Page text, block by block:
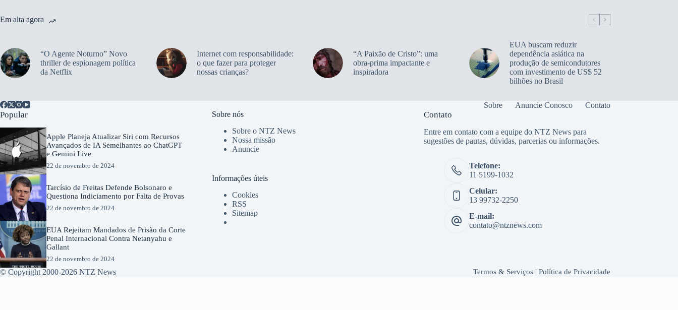
Em alta agora
“O Agente Noturno” Novo
thriller de espionagem política
da Netflix
Internet com responsabilidade:
o que fazer para proteger
nossas crianças?
“A Paixão de Cristo”: uma
obra-prima impactante e
inspiradora
EUA buscam reduzir
dependência asiática na
produção de semicondutores
com investimento de US$ 52
bilhões no Brasil
Sobre Anuncie Conosco Contato
Popular
Apple Planeja Atualizar Siri com Recursos
Avançados de IA Semelhantes ao ChatGPT
e Gemini Live
22 de novembro de 2024
Tarcísio de Freitas Defende Bolsonaro e
Questiona Indiciamento por Falta de Provas
22 de novembro de 2024
EUA Rejeitam Mandados de Prisão da Corte
Penal Internacional Contra Netanyahu e
Gallant
22 de novembro de 2024
Sobre nós
Sobre o NTZ News
Nossa missão
Anuncie
Informações úteis
Cookies
RSS
Sitemap
Contato
Entre em contato com a equipe do NTZ News para
sugestões de pautas, dúvidas, parcerias ou informações.
Telefone:
11 5199-1032
Celular:
13 99732-2250
E-mail:
contato@ntznews.com
© Copyright 2000-2026 NTZ News Termos & Serviços| Política de Privacidade